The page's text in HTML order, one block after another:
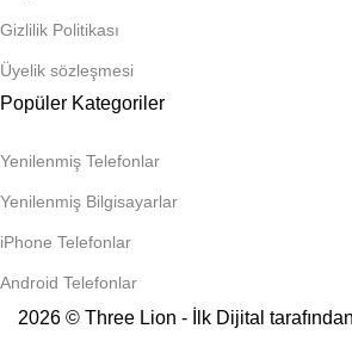
Gizlilik Politikası
Üyelik sözleşmesi
Popüler Kategoriler
Yenilenmiş Telefonlar
Yenilenmiş Bilgisayarlar
iPhone Telefonlar
Android Telefonlar
2026 © Three Lion - İlk Dijital